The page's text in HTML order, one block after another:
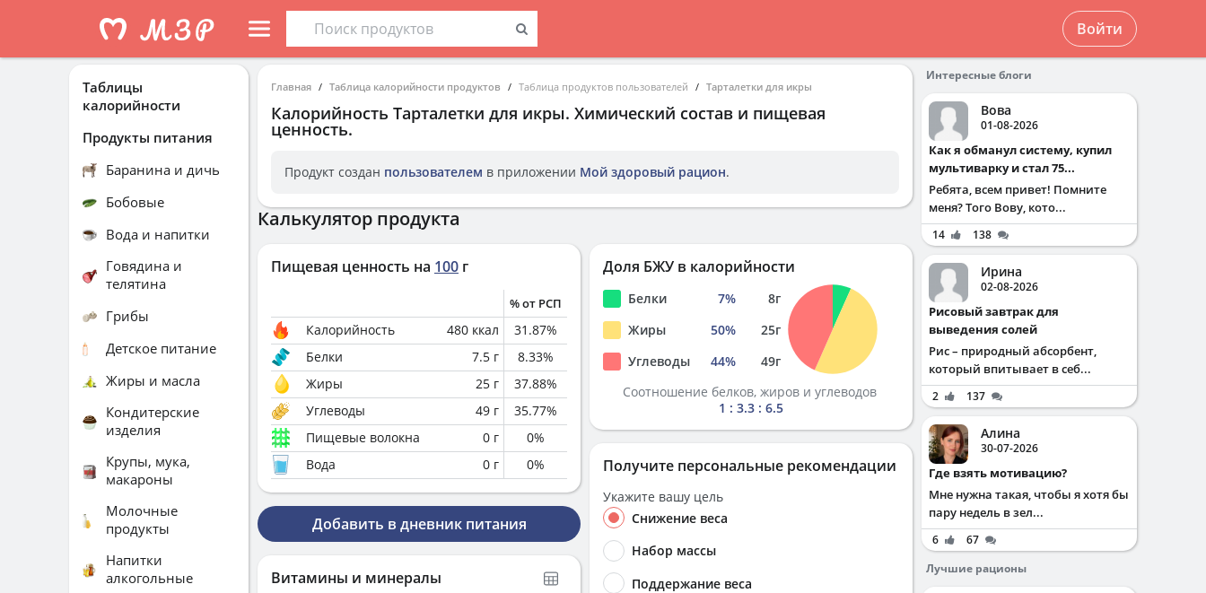
Войти
Главная Таблица калорийности продуктов Таблица продуктов пользователей Тарталетки для икры
Калорийность Тарталетки для икры. Химический состав и пищевая
ценность.
Продукт создан пользователем в приложении Мой здоровый рацион.
Калькулятор продукта
Пищевая ценность на 100 г
% от РСП
Калорийность 480 ккал 31.87%
Белки
7.5 г 8.33%
Жиры
25 г 37.88%
Углеводы
49 г 35.77%
Пищевые волокна
0 г 0%
Вода
0 г 0%
Добавить в дневник питания
Витамины и минералы
Доля БЖУ в калорийности
Белки 7% 8г
Жиры
50% 25г
Углеводы
44% 49г
Соотношение белков, жиров и углеводов
1 : 3.3 : 6.5
Получите персональные рекомендации
Укажите вашу цель
Снижение веса
Набор массы
Поддержание веса
Таблицы
калорийности
Продукты питания
Баранина и дичь
Бобовые
Вода и напитки
Говядина и
телятина
Грибы
Детское питание
Жиры и масла
Кондитерские
изделия
Крупы, мука,
макароны
Молочные
продукты
Напитки
алкогольные
Интересные блоги
Вова
01-08-2026
Как я обманул систему, купил
мультиварку и стал 75...
Ребята, всем привет! Помните
меня? Того Вову, кото...
14 138
Ирина
02-08-2026
Рисовый завтрак для
выведения солей
Рис – природный абсорбент,
который впитывает в себ...
2 137
Алина
30-07-2026
Где взять мотивацию?
Мне нужна такая, чтобы я хотя бы
пару недель в зел...
6
67
Лучшие рационы